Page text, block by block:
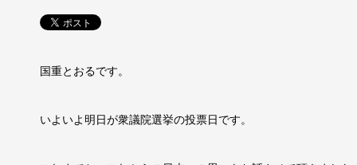
国重とおるです。
いよいよ明日が衆議院選挙の投票日です。